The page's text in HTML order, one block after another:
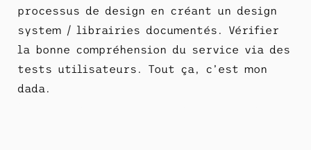
processus de design en créant un design
system / librairies documentés. Vérifier
la bonne compréhension du service via des
tests utilisateurs. Tout ça, c’est mon
dada.